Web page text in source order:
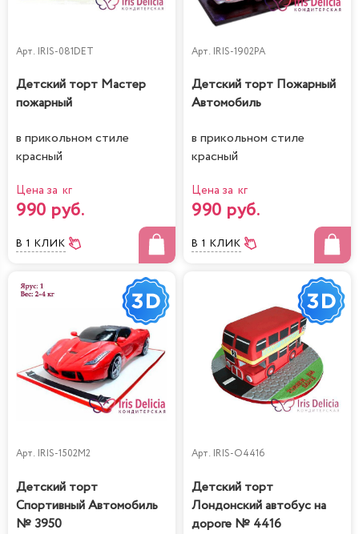
Арт. IRIS-081DET
Детский торт Мастер
пожарный
в прикольном стиле
красный
Цена за кг
990 руб.
В 1 КЛИК
Арт. IRIS-1902PA
Детский торт Пожарный
Автомобиль
в прикольном стиле
красный
Цена за кг
990 руб.
В 1 КЛИК
Арт. IRIS-1502M2
Детский торт
Спортивный Автомобиль
№ 3950
Арт. IRIS-O4416
Детский торт
Лондонский автобус на
дороге № 4416